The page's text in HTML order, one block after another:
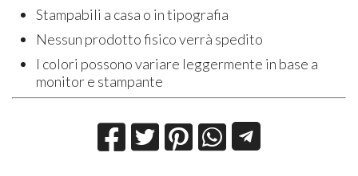
Stampabili a casa o in tipografia
Nessun prodotto fisico verrà spedito
I colori possono variare leggermente in base a
monitor e stampante